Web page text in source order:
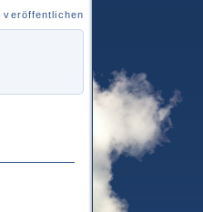
veröffentlichen